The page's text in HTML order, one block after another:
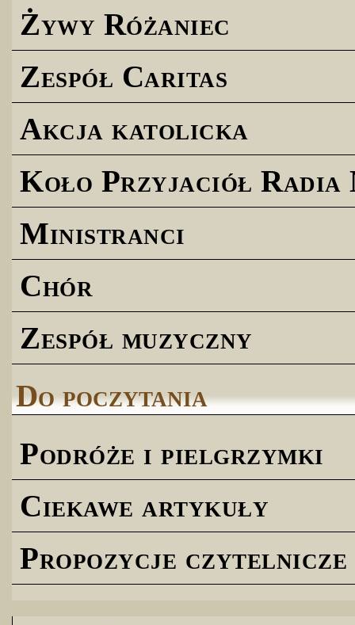
Żywy Różaniec
Zespół Caritas
Akcja katolicka
Koło Przyjaciół
Ministranci
Chór
Zespół muzyczny
Do poczytania
Podróże i pielgrzymki
Ciekawe artykuły
Propozycje czytelnicze